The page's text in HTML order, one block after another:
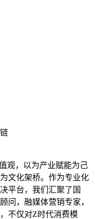
观，以为产业赋能为己
文化架桥。作为专业化
平台，我们汇聚了国
问，融媒体营销专家，
不仅对Z时代消费模